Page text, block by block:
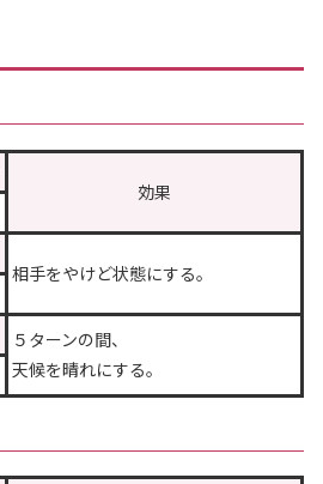
効果
相手をやけど状態にする。
５ターンの間、
天候を晴れにする。